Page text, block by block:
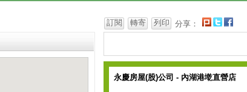
訂閱 轉寄 列印 分享：
永慶房屋(股)公司 - 內湖港墘直營店